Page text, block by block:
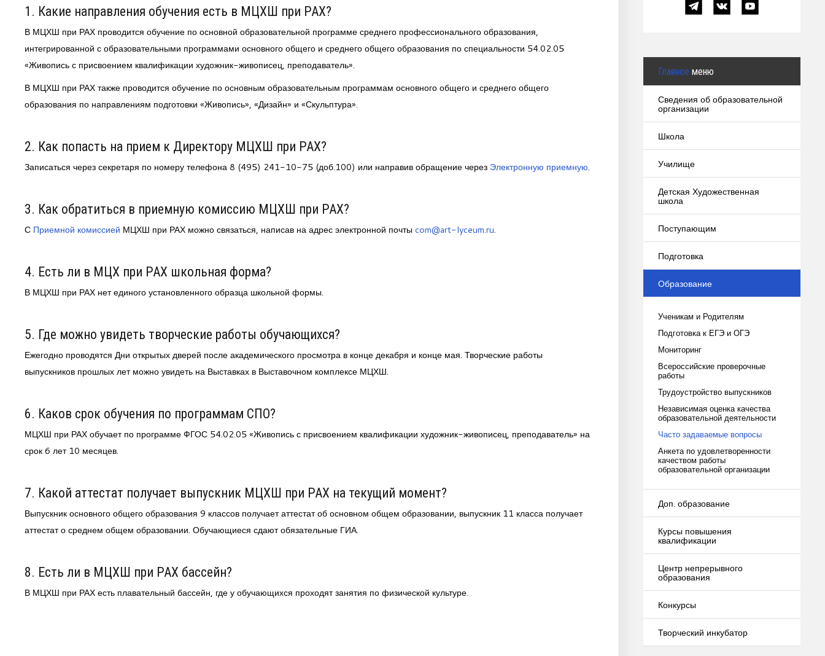
Конкурсы
1. Какие направления обучения есть в МЦХШ при РАХ?
В МЦХШ при РАХ проводится обучение по основной образовательной программе среднего профессионального образования,
интегрированной с образовательными программами основного общего и среднего общего образования по специальности 54.02.05
«Живопись с присвоением квалификации художник-живописец, преподаватель».
В МЦХШ при РАХ также проводится обучение по основным образовательным программам основного общего и среднего общего
образования по направлениям подготовки «Живопись», «Дизайн» и «Скульптура».
2. Как попасть на прием к Директору МЦХШ при РАХ?
Записаться через секретаря по номеру телефона 8 (495) 241-10-75 (доб.100) или направив обращение через Электронную приемную.
3. Как обратиться в приемную комиссию МЦХШ при РАХ?
С Приемной комиссией МЦХШ при РАХ можно связаться, написав на адрес электронной почтыcom@art-lyceum.ru.
4. Есть ли в МЦХ при РАХ школьная форма?
В МЦХШ при РАХ нет единого установленного образца школьной формы.
5. Где можно увидеть творческие работы обучающихся?
Ежегодно проводятся Дни открытых дверей после академического просмотра в конце декабря и конце мая. Творческие работы
выпускников прошлых лет можно увидеть на Выставках в Выставочном комплексе МЦХШ.
6. Каков срок обучения по программам СПО?
МЦХШ при РАХ обучает по программе ФГОС 54.02.05 «Живопись с присвоением квалификации художник-живописец, преподаватель» на
срок 6 лет 10 месяцев.
7. Какой аттестат получает выпускник МЦХШ при РАХ на текущий момент?
Выпускник основного общего образования 9 классов получает аттестат об основном общем образовании, выпускник 11 класса получает
аттестат о среднем общем образовании. Обучающиеся сдают обязательные ГИА.
8. Есть ли в МЦХШ при РАХ бассейн?
В МЦХШ при РАХ есть плавательный бассейн, где у обучающихся проходят занятия по физической культуре.
Главное меню
Сведения об образовательной
организации
Школа
Училище
Детская Художественная
школа
Поступающим
Подготовка
Образование
Ученикам и Родителям
Подготовка к ЕГЭ и ОГЭ
Мониторинг
Всероссийские проверочные
работы
Трудоустройство выпускников
Независимая оценка качества
образовательной деятельности
Часто задаваемые вопросы
Анкета по удовлетворенности
качеством работы
образовательной организации
Доп. образование
Курсы повышения
квалификации
Центр непрерывного
образования
Конкурсы
Творческий инкубатор